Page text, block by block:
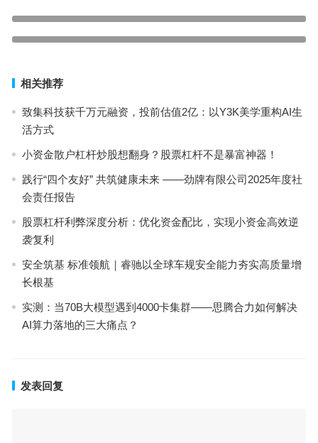
相关推荐
致集科技获千万元融资，投前估值2亿：以Y3K美学重构AI生
活方式
小资金散户杠杆炒股想翻身？股票杠杆不是暴富神器！
践行“四个友好” 共筑健康未来 ——劲牌有限公司2025年度社
会责任报告
股票杠杆利弊深度分析：优化资金配比，实现小资金高效逆
袭复利
安全筑基 标准领航｜睿驰以全球车规安全能力夯实高质量增
长根基
实测：当70B大模型遇到4000卡集群——思腾合力如何解决
AI算力落地的三大痛点？
发表回复